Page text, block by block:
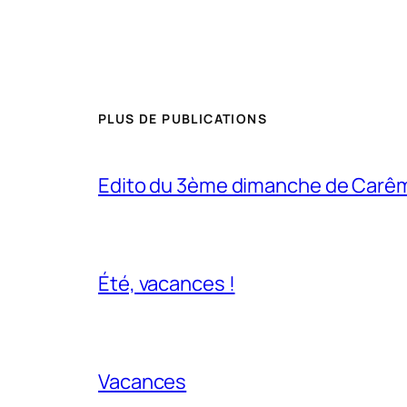
PLUS DE PUBLICATIONS
Edito du 3ème dimanche de
Été, vacances !
Vacances